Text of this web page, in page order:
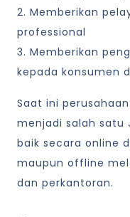
2. Memberikan
professional
3. Memberikan
kepada konsumen
Saat ini
menjadi salah satu
baik secara online
maupun offline
dan perkantoran.